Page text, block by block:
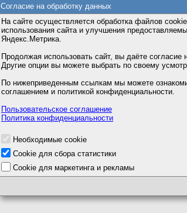
Добавить вложение
Максимальный размер вложений: 3,0 МБ, аудио/
Введите код, изображенный на картинке. Если код
Отправляя сообщение, я выражаю свое
соглашение.
Согласие на обработку данных
На сайте осуществляется обработка файлов
использования сайта и улучшения
Яндекс.Метрика.
Продолжая использовать сайт, вы даёте
Другие опции вы можете выбрать по своему
По нижеприведенным ссылкам мы можете
соглашением и политикой конфиденциальности.
Пользовательское соглашение
Политика конфиденциальности
Необходимые cookie
Cookie для сбора статистики
Cookie для маркетинга и рекламы